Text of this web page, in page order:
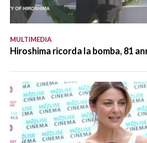
MULTIMEDIA
Hiroshima ricorda la bomba, 81